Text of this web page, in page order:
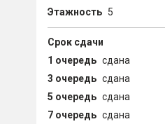
Этажность 5
Срок сдачи
1 очередь сдана
3 очередь сдана
5 очередь сдана
7 очередь сдана